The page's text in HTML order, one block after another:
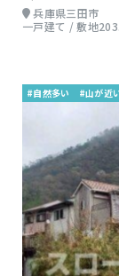
兵庫県三田市
一戸建て / 敷地
#自然多い #山が近